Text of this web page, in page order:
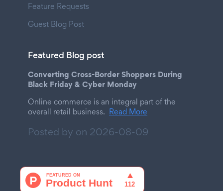
Feature Requests
Guest Blog Post
Featured Blog post
Converting Cross-Border Shoppers During
Black Friday & Cyber Monday
Online commerce is an integral part of the
overall retail business. Read More
Posted by on 2026-08-09